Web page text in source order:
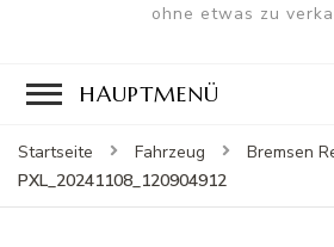
ohne etwas zu
HAUPTMENÜ
Startseite Fahrzeug
Bremsen
PXL_20241108_120904912